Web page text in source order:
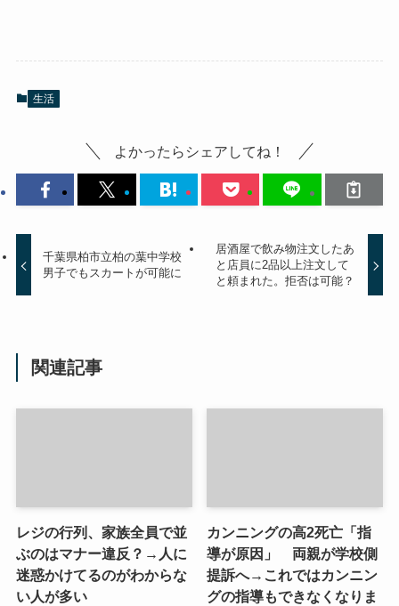
生活
よかったらシェアしてね！
千葉県柏市立柏の葉中学校
男子でもスカートが可能に
居酒屋で飲み物注文したあ
と店員に2品以上注文して
と頼まれた。拒否は可能？
関連記事
レジの行列、家族全員で並
ぶのはマナー違反？→人に
迷惑かけてるのがわからな
い人が多い
カンニングの高2死亡「指
導が原因」 両親が学校側
提訴へ→これではカンニン
グの指導もできなくなりま